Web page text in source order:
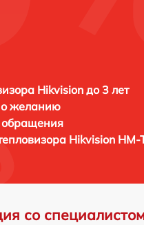
Hikvision до 3 лет
желанию
обращения
Hikvision
со